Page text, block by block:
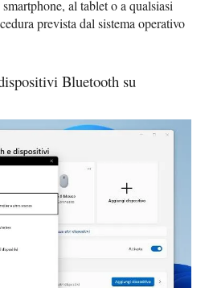
al tablet o a qualsiasi
prevista dal sistema operativo
Bluetooth su